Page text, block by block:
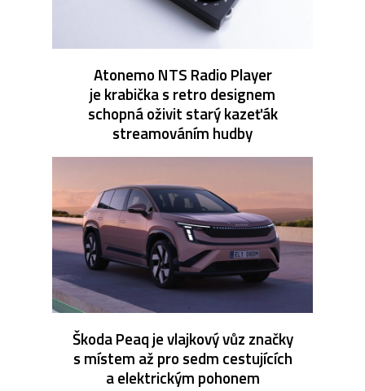
Atonemo NTS Radio Player
je krabička s retro designem
schopná oživit starý kazeťák
streamováním hudby
Škoda Peaq je vlajkový vůz značky
s místem až pro sedm cestujících
a elektrickým pohonem